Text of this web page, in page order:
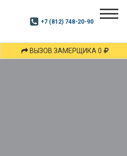
+7 (812) 748-20-90
ВЫЗОВ ЗАМЕРЩИКА 0
Дзен